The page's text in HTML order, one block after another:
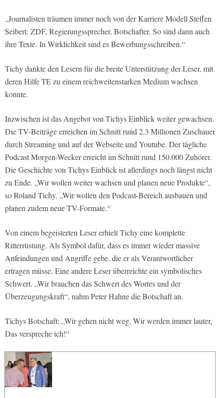
„Journalisten träumen immer noch von der Karriere Modell Steffen
Seibert: ZDF, Regierungssprecher, Botschafter. So sind dann auch
ihre Texte. In Wirklichkeit sind es Bewerbungsschreiben.“
Tichy dankte den Lesern für die breite Unterstützung der Leser, mit
deren Hilfe TE zu einem reichweitenstarken Medium wachsen
konnte.
Inzwischen ist das Angebot von Tichys Einblick weiter gewachsen.
Die TV-Beiträge erreichen im Schnitt rund 2,3 Millionen Zuschauer
durch Streaming und auf der Webseite und Youtube. Der tägliche
Podcast Morgen-Wecker erreicht im Schnitt rund 150.000 Zuhörer.
Die Geschichte von Tichys Einblick ist allerdings noch längst nicht
zu Ende. „Wir wollen weiter wachsen und planen neue Produkte“,
so Roland Tichy. „Wir wollen den Podcast-Bereich ausbauen und
planen zudem neue TV-Formate.“
Von einem begeisterten Leser erhielt Tichy eine komplette
Ritterrüstung. Als Symbol dafür, dass es immer wieder massive
Anfeindungen und Angriffe gebe, die er als Verantwortlicher
ertragen müsse. Eine andere Leser überreichte ein symbolisches
Schwert. „Wir brauchen das Schwert des Wortes und der
Überzeugungskraft“, nahm Peter Hahne die Botschaft an.
Tichys Botschaft: „Wir gehen nicht weg. Wir werden immer lauter,
Das verspreche ich!“